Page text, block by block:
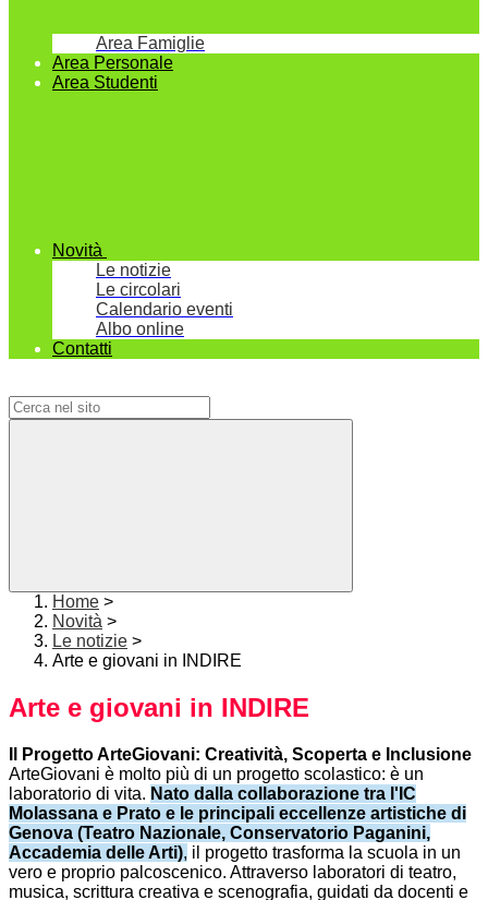
Area Famiglie
Area Personale
Area Studenti
Novità
Le notizie
Le circolari
Calendario eventi
Albo online
Contatti
Home >
Novità >
Le notizie >
Arte e giovani in INDIRE
Arte e giovani in INDIRE
Il Progetto ArteGiovani: Creatività, Scoperta e Inclusione
ArteGiovani è molto più di un progetto scolastico: è un
laboratorio di vita. Nato dalla collaborazione tra l'IC
Molassana e Prato e le principali eccellenze artistiche di
Genova (Teatro Nazionale, Conservatorio Paganini,
Accademia delle Arti), il progetto trasforma la scuola in un
vero e proprio palcoscenico. Attraverso laboratori di teatro,
musica, scrittura creativa e scenografia, guidati da docenti e